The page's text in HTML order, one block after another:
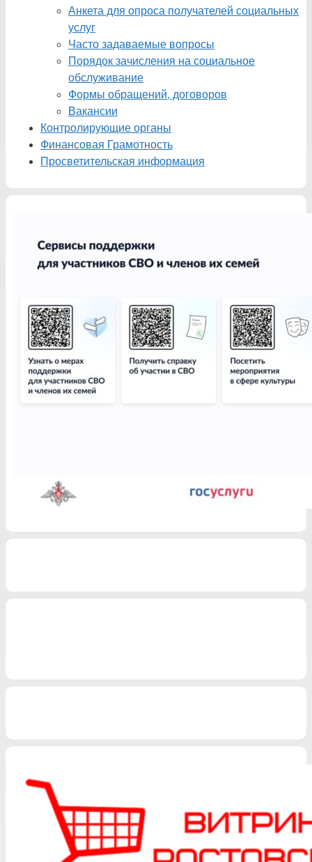
Анкета для опроса получателей социальных
услуг
Часто задаваемые вопросы
Порядок зачисления на социальное
обслуживание
Формы обращений, договоров
Вакансии
Контролирующие органы
Финансовая Грамотность
Просветительская информация